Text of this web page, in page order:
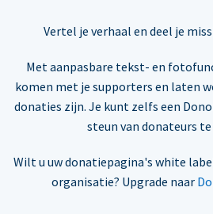
Vertel je verhaal en deel je
Met aanpasbare tekst- en
komen met je supporters en laten
donaties zijn. Je kunt zelfs een
steun van donateurs
Wilt u uw donatiepagina's white
organisatie? Upgrade naar